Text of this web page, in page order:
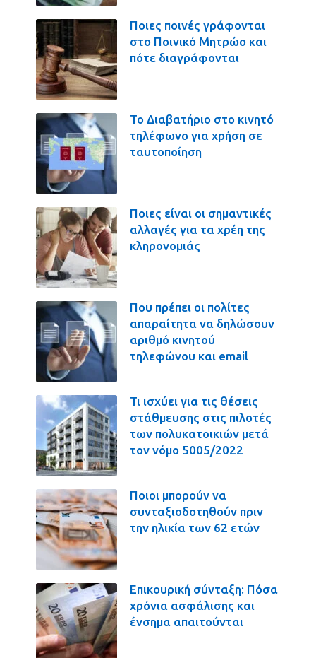
Ποιες ποινές γράφονται
στο Ποινικό Μητρώο και
πότε διαγράφονται
Το Διαβατήριο στο κινητό
τηλέφωνο για χρήση σε
ταυτοποίηση
Ποιες είναι οι σημαντικές
αλλαγές για τα χρέη της
κληρονομιάς
Που πρέπει οι πολίτες
απαραίτητα να δηλώσουν
αριθμό κινητού
τηλεφώνου και email
Τι ισχύει για τις θέσεις
στάθμευσης στις πιλοτές
των πολυκατοικιών μετά
τον νόμο 5005/2022
Ποιοι μπορούν να
συνταξιοδοτηθούν πριν
την ηλικία των 62 ετών
Επικουρική σύνταξη: Πόσα
χρόνια ασφάλισης και
ένσημα απαιτούνται